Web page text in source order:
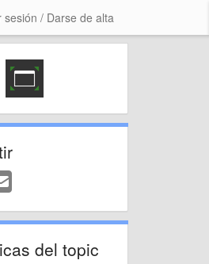
sesión / Darse de alta
del topic